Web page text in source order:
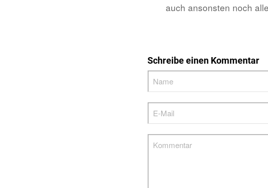
auch ansonsten noch
Schreibe einen Kommentar